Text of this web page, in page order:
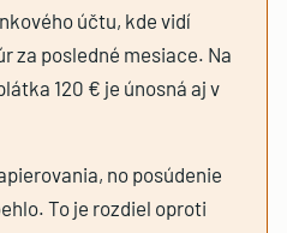
účtu, kde vidí
za posledné mesiace. Na
120 € je únosná aj v
no posúdenie
To je rozdiel oproti